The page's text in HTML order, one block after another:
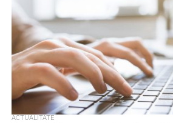
instalatorul, pentru că unele firme pot să
a...
ACTUALITATE